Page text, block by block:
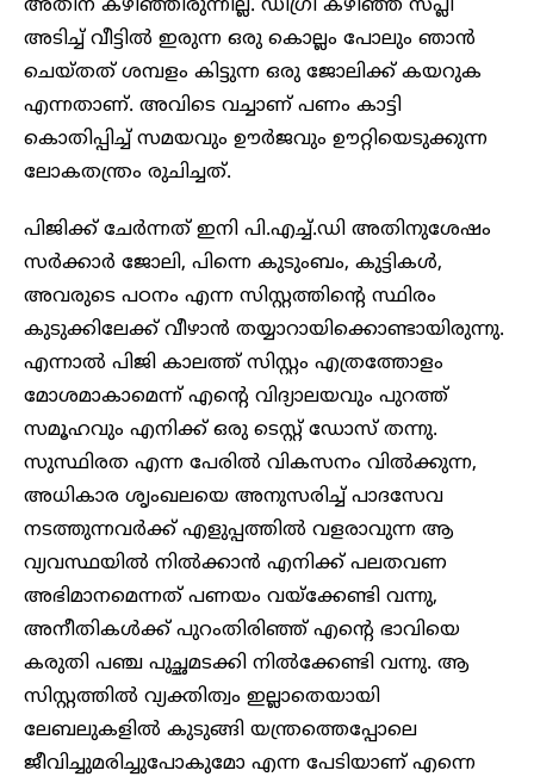
അതിന് കഴിഞ്ഞിരുന്നില്ല. ഡിഗ്രി കഴിഞ്ഞ് സപ്ലി
അടിച്ച് വീട്ടിൽ ഇരുന്ന ഒരു കൊല്ലം പോലും ഞാൻ
ചെയ്തത് ശമ്പളം കിട്ടുന്ന ഒരു ജോലിക്ക് കയറുക
എന്നതാണ്. അവിടെ വച്ചാണ് പണം കാട്ടി
കൊതിപ്പിച്ച് സമയവും ഊർജവും ഊറ്റിയെടുക്കുന്ന
ലോകതന്ത്രം രുചിച്ചത്.
പിജിക്ക് ചേർന്നത് ഇനി പി.എച്ച്.ഡി അതിനുശേഷം
സർക്കാർ ജോലി, പിന്നെ കുടുംബം, കുട്ടികൾ,
അവരുടെ പഠനം എന്ന സിസ്റ്റത്തിന്റെ സ്ഥിരം
കുടുക്കിലേക്ക് വീഴാൻ തയ്യാറായിക്കൊണ്ടായിരുന്നു.
എന്നാൽ പിജി കാലത്ത് സിസ്റ്റം എത്രത്തോളം
മോശമാകാമെന്ന് എന്റെ വിദ്യാലയവും പുറത്ത്
സമൂഹവും എനിക്ക് ഒരു ടെസ്റ്റ് ഡോസ് തന്നു.
സുസ്ഥിരത എന്ന പേരിൽ വികസനം വിൽക്കുന്ന,
അധികാര ശൃംഖലയെ അനുസരിച്ച് പാദസേവ
നടത്തുന്നവർക്ക് എളുപ്പത്തിൽ വളരാവുന്ന ആ
വ്യവസ്ഥയിൽ നിൽക്കാൻ എനിക്ക് പലതവണ
അഭിമാനമെന്നത് പണയം വയ്‌ക്കേണ്ടി വന്നു,
അനീതികൾക്ക് പുറംതിരിഞ്ഞ് എന്റെ ഭാവിയെ
കരുതി പഞ്ച പുച്ഛമടക്കി നിൽക്കേണ്ടി വന്നു. ആ
സിസ്റ്റത്തിൽ വ്യക്തിത്വം ഇല്ലാതെയായി
ലേബലുകളിൽ കുടുങ്ങി യന്ത്രത്തെപ്പോലെ
ജീവിച്ചുമരിച്ചുപോകുമോ എന്ന പേടിയാണ് എന്നെ